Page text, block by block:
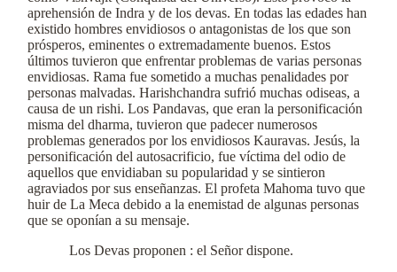
aprehensión de Indra y de los devas. En todas las edades han
existido hombres envidiosos o antagonistas de los que son
prósperos, eminentes o extremadamente buenos. Estos
últimos tuvieron que enfrentar problemas de varias personas
envidiosas. Rama fue sometido a muchas penalidades por
personas malvadas. Harishchandra sufrió muchas odiseas, a
causa de un rishi. Los Pandavas, que eran la personificación
misma del dharma, tuvieron que padecer numerosos
problemas generados por los envidiosos Kauravas. Jesús, la
personificación del autosacrificio, fue víctima del odio de
aquellos que envidiaban su popularidad y se sintieron
agraviados por sus enseñanzas. El profeta Mahoma tuvo que
huir de La Meca debido a la enemistad de algunas personas
que se oponían a su mensaje.
Los Devas proponen : el Señor dispone.